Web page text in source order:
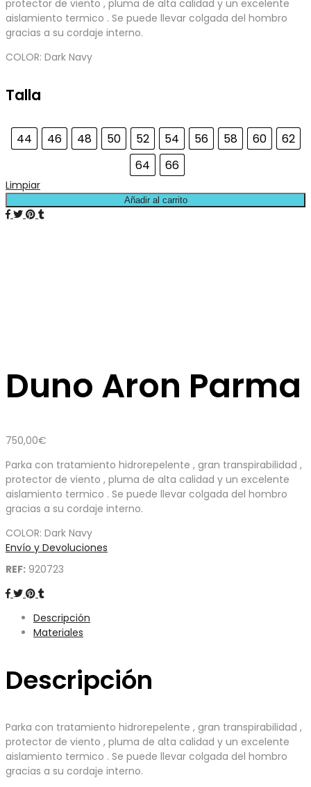
protector de viento , pluma de alta calidad y un excelente
aislamiento termico . Se puede llevar colgada del hombro
gracias a su cordaje interno.
COLOR: Dark Navy
Talla
44 46 48 50 52 54 56 58 60
62
64
66
Limpiar
Añadir al carrito
Duno Aron Parma
750,00€
Parka con tratamiento hidrorepelente , gran transpirabilidad ,
protector de viento , pluma de alta calidad y un excelente
aislamiento termico . Se puede llevar colgada del hombro
gracias a su cordaje interno.
COLOR: Dark Navy
Envío y Devoluciones
REF: 920723
Descripción
Materiales
Descripción
Parka con tratamiento hidrorepelente , gran transpirabilidad ,
protector de viento , pluma de alta calidad y un excelente
aislamiento termico . Se puede llevar colgada del hombro
gracias a su cordaje interno.